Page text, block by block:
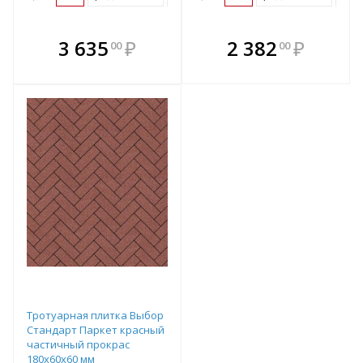
3 635 00 ₽
В комплекте
всегда выгоднее!
В комплекте
всегда выгоднее!
2 382 00 ₽
Тротуарная плитка Выбор
Стандарт Паркет красный
частичный прокрас
180х60х60 мм